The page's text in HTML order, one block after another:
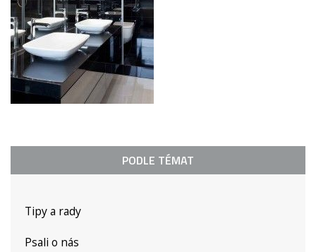
PODLE TÉMAT
Tipy a rady
Psali o nás